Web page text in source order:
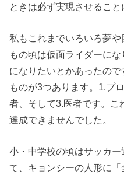
ときは必ず実現させること
私もこれまでいろいろ夢
もの頃は仮面ライダーに
になりたいとかあったの
ものが3つあります。1.プ
者、そして3.医者です。こ
達成できませんでした。
小・中学校の頃はサッカ
て、キョンシーの人形に「